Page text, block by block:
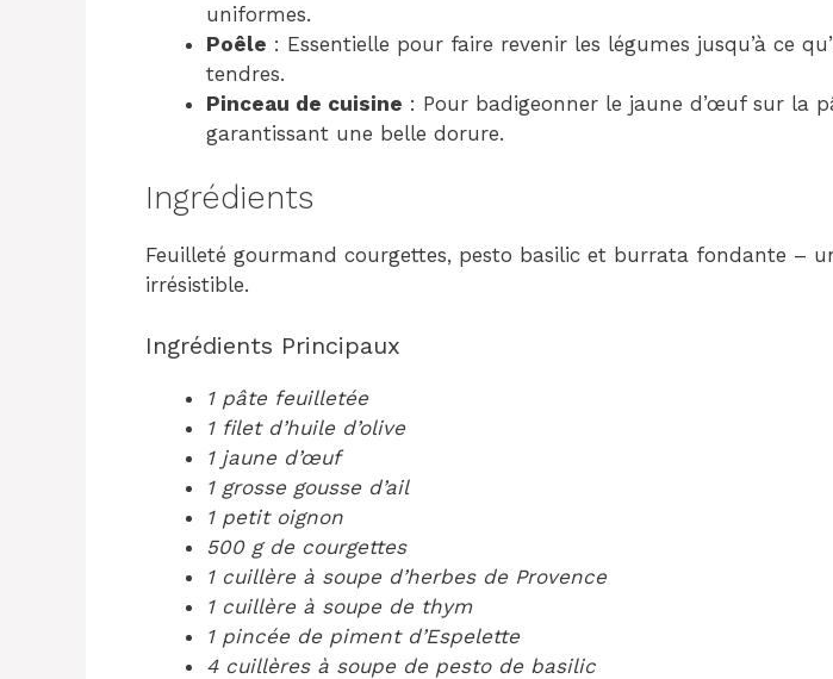
uniformes.
Poêle : Essentielle pour faire revenir les légumes jusqu’à ce
tendres.
Pinceau de cuisine : Pour badigeonner le jaune d’œuf sur la
garantissant une belle dorure.
Ingrédients
Feuilleté gourmand courgettes, pesto basilic et burrata fondante –
irrésistible.
Ingrédients Principaux
1 pâte feuilletée
1 filet d’huile d’olive
1 jaune d’œuf
1 grosse gousse d’ail
1 petit oignon
500 g de courgettes
1 cuillère à soupe d’herbes de Provence
1 cuillère à soupe de thym
1 pincée de piment d’Espelette
4 cuillères à soupe de pesto de basilic